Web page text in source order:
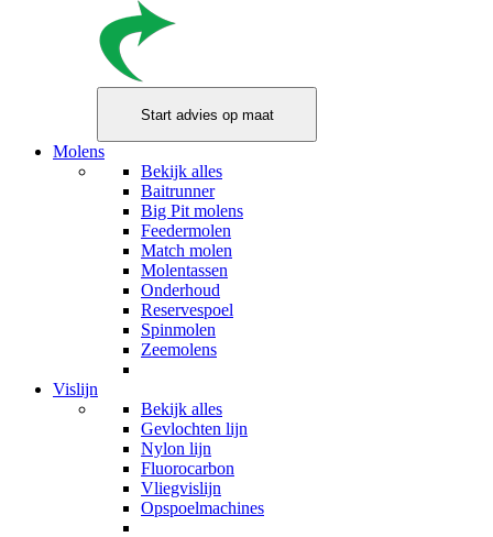
Molens
Bekijk alles
Baitrunner
Big Pit molens
Feedermolen
Match molen
Molentassen
Onderhoud
Reservespoel
Spinmolen
Zeemolens
Vislijn
Bekijk alles
Gevlochten lijn
Nylon lijn
Fluorocarbon
Vliegvislijn
Opspoelmachines